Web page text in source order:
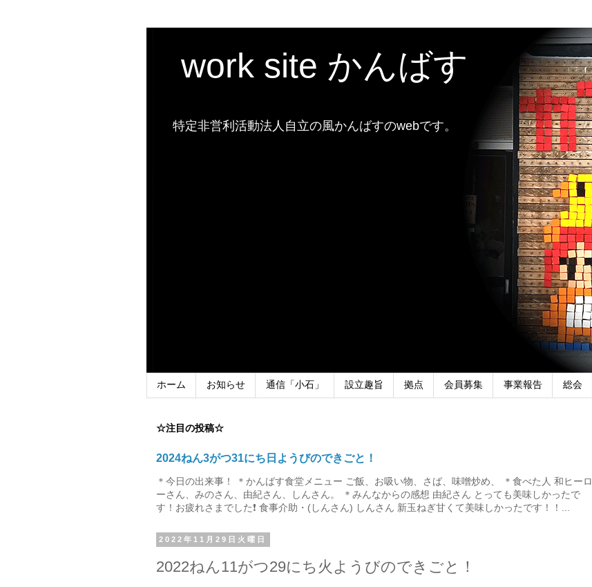
work site かんばす
特定非営利活動法人自立の風かんばすのwebです。
ホーム お知らせ 通信「小石」 設立趣旨 拠点 会員募集 事業報告 総会
☆注目の投稿☆
2024ねん3がつ31にち日ようびのできごと！
＊今日の出来事！ ＊かんばす食堂メニュー ご飯、お吸い物、さば、味噌炒め、 ＊食べた人 和ヒーロ
ーさん、みのさん、由紀さん、しんさん。 ＊みんなからの感想 由紀さん とっても美味しかったで
す！お疲れさまでした❗ 食事介助・(しんさん) しんさん 新玉ねぎ甘くて美味しかったです！！...
2022年11月29日火曜日
2022ねん11がつ29にち火ようびのできごと！